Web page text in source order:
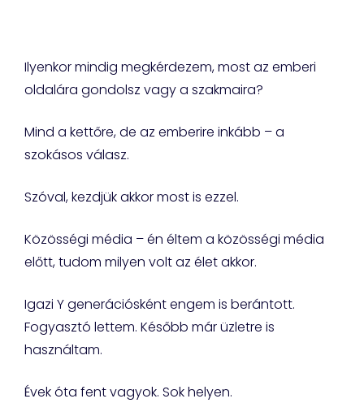
Ilyenkor mindig megkérdezem, most az emberi
oldalára gondolsz vagy a szakmaira?
Mind a kettőre, de az emberire inkább – a
szokásos válasz.
Szóval, kezdjük akkor most is ezzel.
Közösségi média – én éltem a közösségi média
előtt, tudom milyen volt az élet akkor.
Igazi Y generációsként engem is berántott.
Fogyasztó lettem. Később már üzletre is
használtam.
Évek óta fent vagyok. Sok helyen.